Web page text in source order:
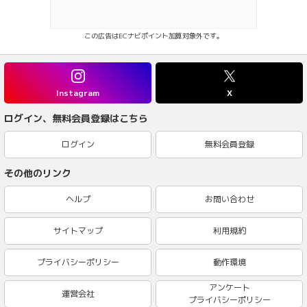
この広告はECナビポイント加算対象外です。
Instagram X
ログイン、無料会員登録はこちら
ログイン 無料会員登録
その他のリンク
ヘルプ お問い合わせ
サイトマップ 利用規約
プライバシーポリシー 動作環境
運営会社
アンケート
プライバシーポリシー